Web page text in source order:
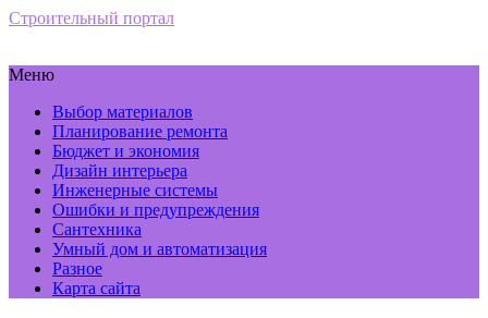
Строительный портал
Меню
Выбор материалов
Планирование ремонта
Бюджет и экономия
Дизайн интерьера
Инженерные системы
Ошибки и предупреждения
Сантехника
Умный дом и автоматизация
Разное
Карта сайта